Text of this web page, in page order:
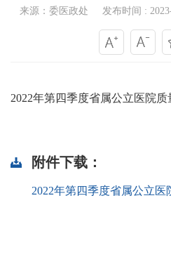
来源：委医政处 发布时间 :
2022年第四季度省属公立医院质
附件下载：
2022年第四季度省属公立医